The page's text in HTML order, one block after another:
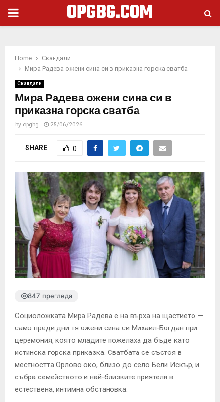
PRIMARY
OPGBG.COM
Home
Скандали
Мира Радева ожени сина си в приказна горска сватба
Скандали
Мира Радева ожени сина си в
приказна горска сватба
by opgbg 25/06/2026
SHARE 0
847 прегледа
Социоложката Мира Радева е на върха на щастието —
само преди дни тя ожени сина си Михаил‑Богдан при
церемония, която младите пожелаха да бъде като
истинска горска приказка. Сватбата се състоя в
местността Орлово око, близо до село Бели Искър, и
събра семейството и най‑близките приятели в
естествена, интимна обстановка.